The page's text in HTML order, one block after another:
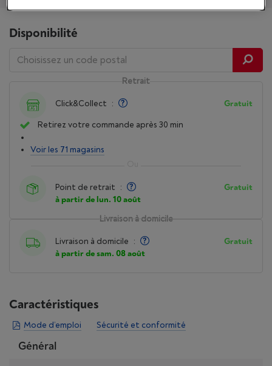
Disponibilité
Livraison à domicile
Livraison à domicile :
à partir de sam. 08 août
Gratuit
Retrait
Click&Collect : Gratuit
Retirez votre commande après 30 min
Voir les 71 magasins
Point de retrait :
à partir de lun. 10 août
Gratuit
Caractéristiques
Mode d’emploi Sécurité et conformité
Général